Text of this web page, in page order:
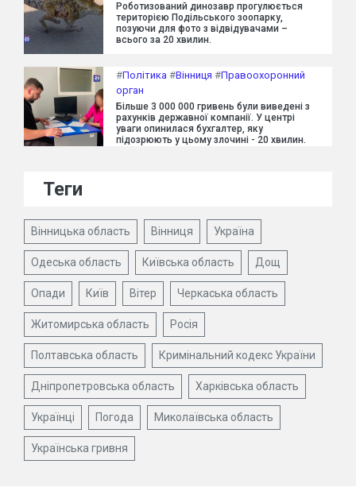
Роботизований динозавр прогулюється
територією Подільського зоопарку,
позуючи для фото з відвідувачами –
всього за 20 хвилин.
#Політика #Вінниця #Правоохоронний
орган
Більше 3 000 000 гривень були виведені з
рахунків державної компанії. У центрі
уваги опинилася бухгалтер, яку
підозрюють у цьому злочині - 20 хвилин.
Теги
Вінницька область Вінниця Україна
Одеська область Київська область Дощ
Опади Київ Вітер Черкаська область
Житомирська область Росія
Полтавська область Кримінальний кодекс України
Дніпропетровська область Харківська область
Українці Погода Миколаївська область
Українська гривня